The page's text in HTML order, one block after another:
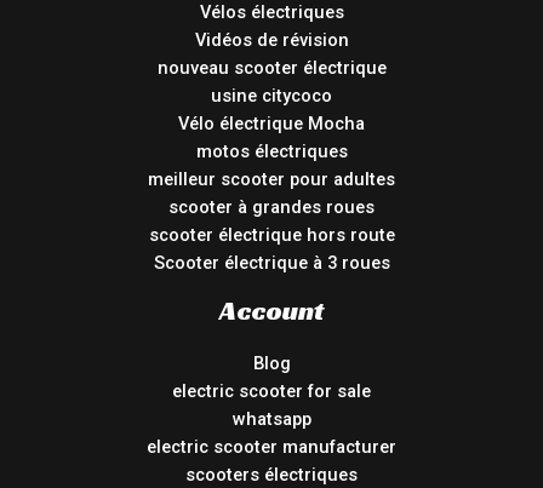
Vélos électriques
Vidéos de révision
nouveau scooter électrique
usine citycoco
Vélo électrique Mocha
motos électriques
meilleur scooter pour adultes
scooter à grandes roues
scooter électrique hors route
Scooter électrique à 3 roues
Account
Blog
electric scooter for sale
whatsapp
electric scooter manufacturer
scooters électriques